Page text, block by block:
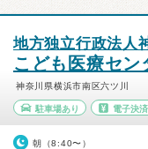
地方独立行政法人
こども医療セン
神奈川県横浜市南区六ツ川
駐車場あり 電子決
朝（8:40〜）